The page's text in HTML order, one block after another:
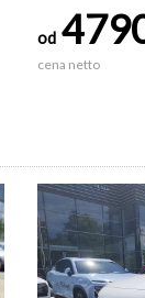
od
cena netto